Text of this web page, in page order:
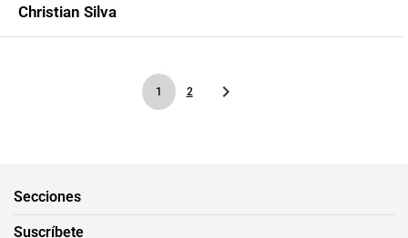
Christian Silva
1 2
Secciones
Suscríbete